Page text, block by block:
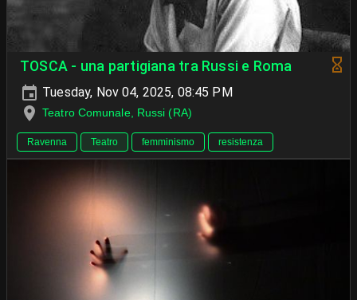
TOSCA - una partigiana tra Russi e Roma
Tuesday, Nov 04, 2025, 08:45 PM
Teatro Comunale, Russi (RA)
Ravenna Teatro femminismo resistenza